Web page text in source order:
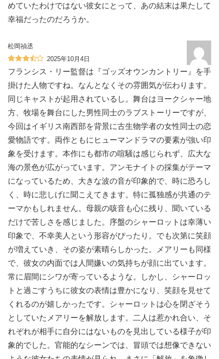
めていたわけではない彼女にとって、あの結末は果たして
幸福だったのだろうか。
松岡禎丞
2025年10月4日
フランシス・リー監督は『ゴッズオウンカントリー』を手
掛けた人物ですね。なんとなくその雰囲気が伝わります。
同じキャストが起用されているし。舞台はヨークシャー地
方、牧場を舞台にした男性同士のラブストーリーですが、
今回はイギリス南西部を背景に古生物学者の女性同士の恋
愛物語です。両作ともにヒューマンドラマの要素が強い印
象を受けます。本作にも都市の喧騒は感じられず、広大な
海の景色が広がっています。アンモナイトの採集がテーマ
になっているため、大きな波の音が印象的で、時に恐ろし
く、時に悲しげに聞こえてきます。特に孤独感が共通のテ
ーマかもしれません。母親の咳音も心に残り、聞いている
だけで苦しさを感じました。序盤のシャーロットは幸薄い
印象で、不幸美人という形容がぴったり。でも次第に笑顔
が増えていき、その姿が素晴らしかった。メアリーも同様
で、彼女の内面では人間嫌いの気持ちが顔に出ています。
常に眉間にシワが寄っているような。しかし、シャーロッ
トと過ごすうちに彼女の表情は豊かになり、笑顔を見せて
くれるのが嬉しかったです。シャーロットは心を閉ざそう
としていたメアリーを解放します。二人は惹かれ合い、そ
れぞれが相手に自分にはないものを見出している様子が印
象的でした。官能的なシーンでは、冒頭では想像できない